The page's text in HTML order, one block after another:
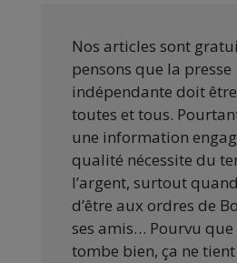
Nos articles sont
pensons que la presse
indépendante doit
toutes et tous.
une information
qualité nécessite du
l’argent, surtout
d’être aux ordres de
ses amis… Pourvu que
tombe bien, ça ne tient